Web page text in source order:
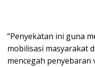
“Penyekatan ini guna
mobilisasi masyarakat
mencegah penyebaran